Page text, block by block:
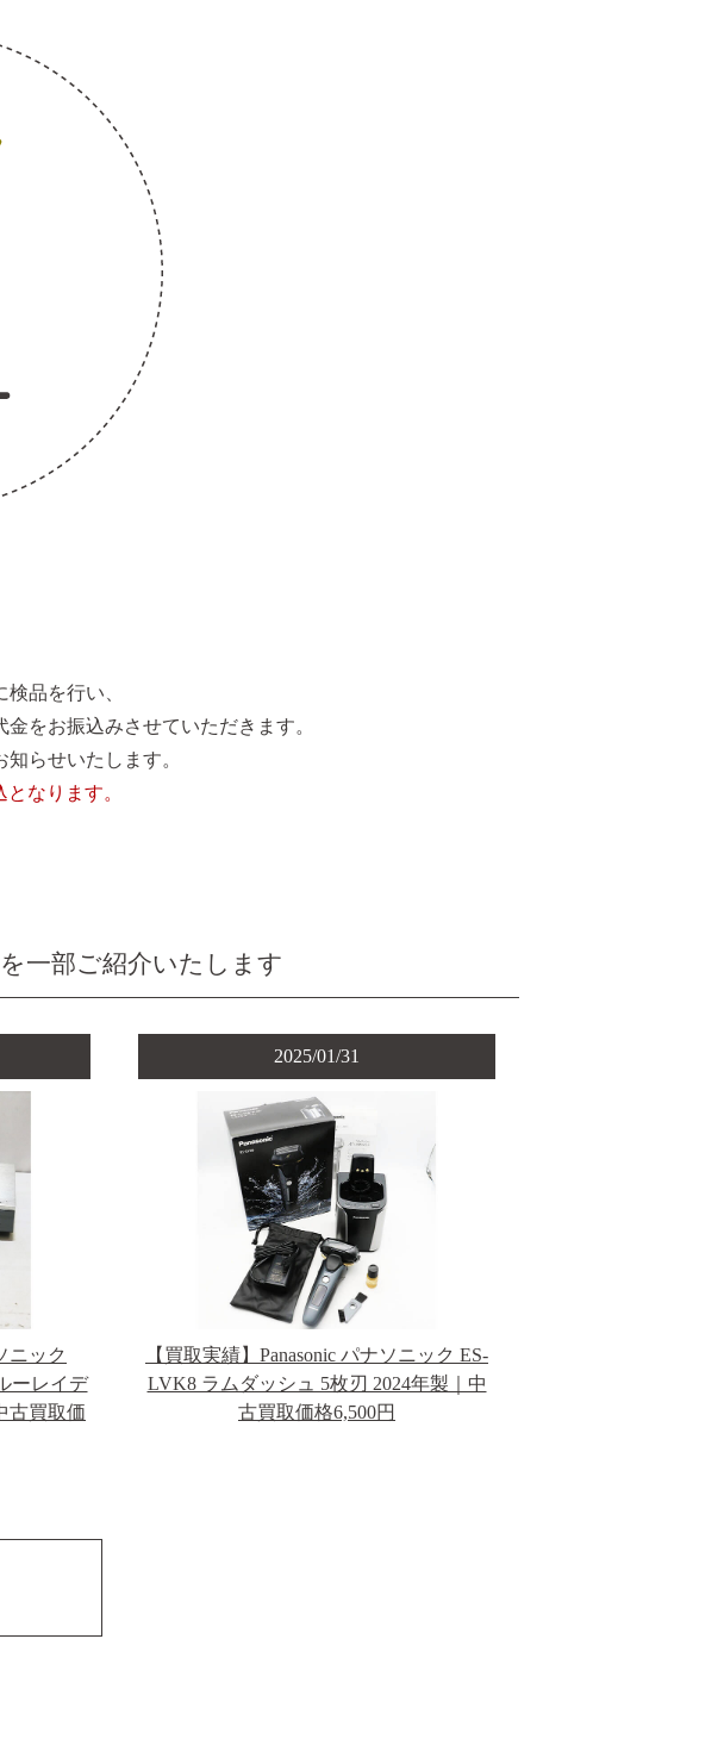
品を行い、
をお振込みさせていただきます。
らせいたします。
なります。
一部ご紹介いたします
ニック
ーレイデ
古買取価
2025/01/31
【買取実績】Panasonic パナソニック ES-
LVK8 ラムダッシュ 5枚刃 2024年製｜中
古買取価格6,500円